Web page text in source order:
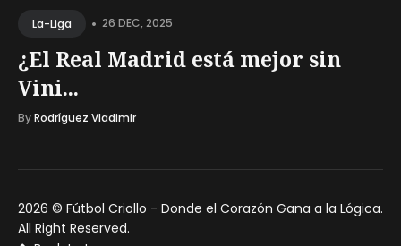
La-Liga • 26 DEC, 2025
¿El Real Madrid está mejor sin
Vini...
ByRodríguez Vladimir
2026 © Fútbol Criollo - Donde el Corazón Gana a la Lógica.
All Right Reserved.